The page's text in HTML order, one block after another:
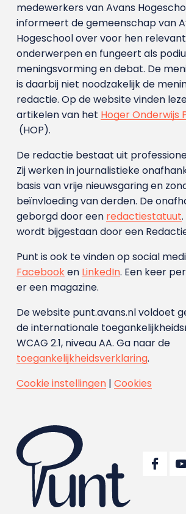
medewerkers van Avans
informeert de gemeenschap van
Hogeschool over voor hen
onderwerpen en fungeert als
meningsvorming en debat. De
is daarbij niet noodzakelijk de
redactie. Op de website vinden
artikelen van het Hoger Onderwijs
(HOP).
De redactie bestaat uit
Zij werken in journalistieke
basis van vrije nieuwsgaring en
beïnvloeding van derden. De
geborgd door een redactiestatuut
wordt bijgestaan door een
Punt is ook te vinden op social
Facebooken LinkedIn. Een keer
er een magazine.
De website punt.avans.nl voldoet
de internationale
WCAG 2.1, niveau AA. Ga naar de
toegankelijkheidsverklaring.
Cookie instellingen| Cookies